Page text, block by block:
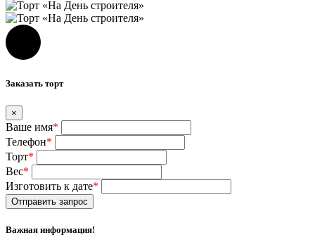
Заказать торт
×
Ваше имя*
Телефон*
Торт*
Вес*
Изготовить к дате*
Важная информация!